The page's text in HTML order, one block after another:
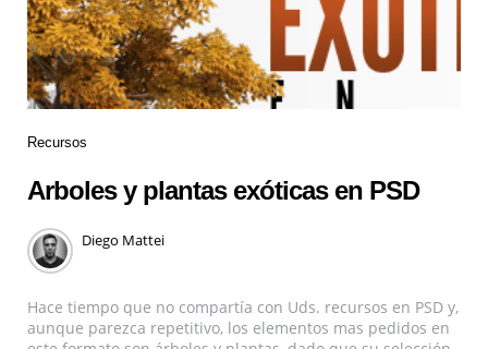
Recursos
Arboles y plantas exóticas en PSD
Diego Mattei
Hace tiempo que no compartía con Uds. recursos en PSD y,
aunque parezca repetitivo, los elementos mas pedidos en